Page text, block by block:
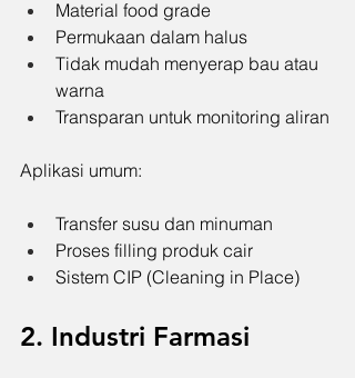
Material food grade
Permukaan dalam halus
Tidak mudah menyerap bau atau
warna
Transparan untuk monitoring aliran
Aplikasi umum:
Transfer susu dan minuman
Proses filling produk cair
Sistem CIP (Cleaning in Place)
2. Industri Farmasi